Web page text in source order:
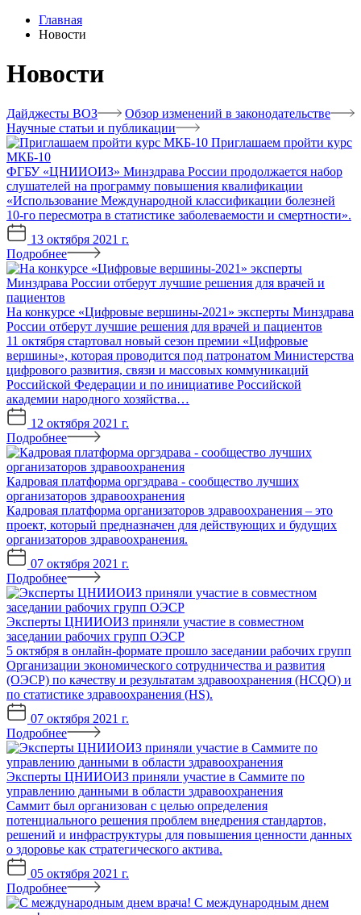
Главная
Новости
Новости
Дайджесты ВОЗ
Обзор изменений в законодательстве
Научные статьи и публикации
Приглашаем пройти курс
МКБ-10
ФГБУ «ЦНИИОИЗ» Минздрава России продолжается набор
слушателей на программу повышения квалификации
«Использование Международной классификации болезней
10-го пересмотра в статистике заболеваемости и смертности».
13 октября 2021 г.
Подробнее
На конкурсе «Цифровые вершины-2021» эксперты Минздрава
России отберут лучшие решения для врачей и пациентов
11 октября стартовал новый сезон премии «Цифровые
вершины», которая проводится под патронатом Министерства
цифрового развития, связи и массовых коммуникаций
Российской Федерации и по инициативе Российской
академии народного хозяйства…
12 октября 2021 г.
Подробнее
Кадровая платформа оргздрава - сообщество лучших
организаторов здравоохранения
Кадровая платформа организаторов здравоохранения – это
проект, который предназначен для действующих и будущих
организаторов здравоохранения.
07 октября 2021 г.
Подробнее
Эксперты ЦНИИОИЗ приняли участие в совместном
заседании рабочих групп ОЭСР
5 октября в онлайн-формате прошло заседании рабочих групп
Организации экономического сотрудничества и развития
(ОЭСР) по качеству и результатам здравоохранения (HCQO) и
по статистике здравоохранения (HS).
07 октября 2021 г.
Подробнее
Эксперты ЦНИИОИЗ приняли участие в Саммите по
управлению данными в области здравоохранения
Саммит был организован с целью определения
потенциального решения проблем внедрения стандартов,
решений и инфраструктуры для повышения ценности данных
о здоровье как стратегического актива.
05 октября 2021 г.
Подробнее
С международным днем